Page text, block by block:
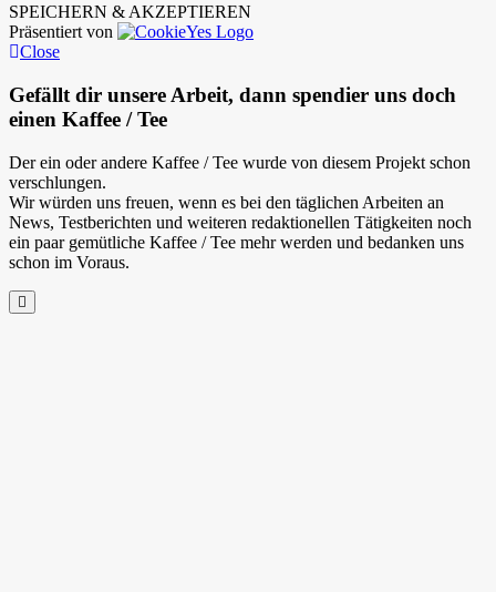
SPEICHERN & AKZEPTIEREN
Präsentiert von
Close
Gefällt dir unsere Arbeit, dann spendier uns doch
einen Kaffee / Tee
Der ein oder andere Kaffee / Tee wurde von diesem Projekt schon
verschlungen.
Wir würden uns freuen, wenn es bei den täglichen Arbeiten an
News, Testberichten und weiteren redaktionellen Tätigkeiten noch
ein paar gemütliche Kaffee / Tee mehr werden und bedanken uns
schon im Voraus.